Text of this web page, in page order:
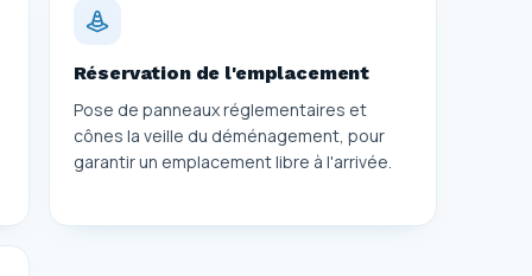
Réservation de l'emplacement
Pose de panneaux réglementaires et
cônes la veille du déménagement, pour
garantir un emplacement libre à l'arrivée.